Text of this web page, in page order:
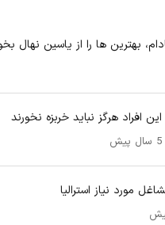
بهترین‌ ها را از یاسین نهال
این افراد هرگز نباید خربزه نخورند
5 سال پیش
مورد نیاز استرالیا